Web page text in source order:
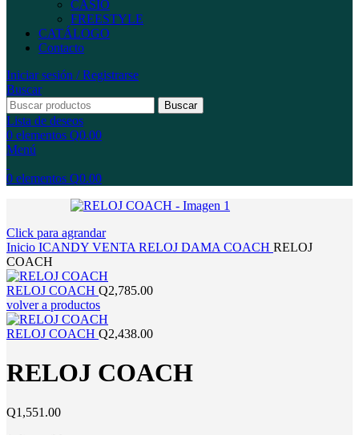
CASIO
FREESTYLE
CATÁLOGO
Contacto
Iniciar sesión / Registrarse
Buscar
Buscar
Lista de deseos
0 elementos Q0.00
Menú
0 elementos Q0.00
Click para agrandar
Inicio ICANDY VENTA RELOJ DAMA COACH RELOJ
COACH
RELOJ COACH Q2,785.00
volver a productos
RELOJ COACH Q2,438.00
RELOJ COACH
Q1,551.00